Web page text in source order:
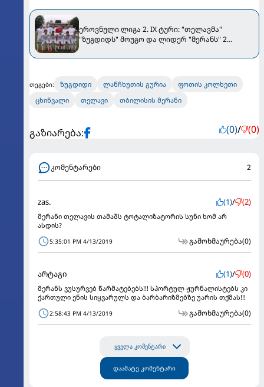
ეროვნული ლიგა 2. IX ტური: "თელავმა"
"ზუგდიდს" მოუგო და ლიდერ "მერანს" 2
თეგები: ზუგდიდი ლანჩხუთის გურია
ფოთის კოლხეთი
ცხინვალი
თელავი თბილისის მერანი
გაზიარება: (0)/ (0)
კომენტარები 2
zas. (1)/ (2)
მერანი თელავის თამაშს ტოტალიზატორის სუნი ხომ არ
ასდის?
5:35:01 PM 4/13/2019 გამოხმაურება(0)
არტაგი (1)/ (0)
მერანს ვუსურვებ წარმატებებს!!! სპორტულ ჟურნალისტებს კი
ქართული ენის სიყვარულს და ბარბარიზმებზე უარის თქმას!!!
2:58:43 PM 4/13/2019 გამოხმაურება(0)
ყველა კომენტარი
დაამატე კომენტარი